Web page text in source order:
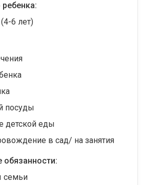
6 лет)
посуды
детской еды
в сад/ на занятия
семьи